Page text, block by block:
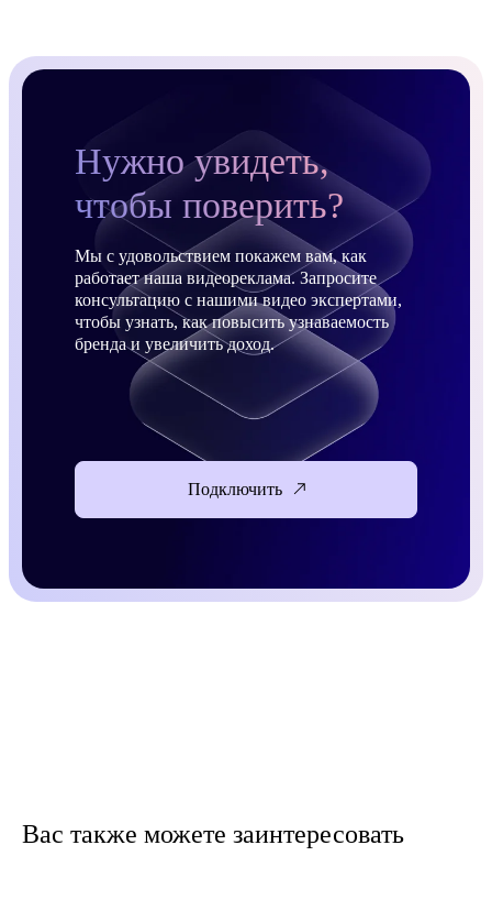
Нужно увидеть,
чтобы поверить?
Мы с удовольствием покажем вам, как
работает наша видеореклама. Запросите
консультацию с нашими видео экспертами,
чтобы узнать, как повысить узнаваемость
бренда и увеличить доход.
Подключить
Вас также можете заинтересовать